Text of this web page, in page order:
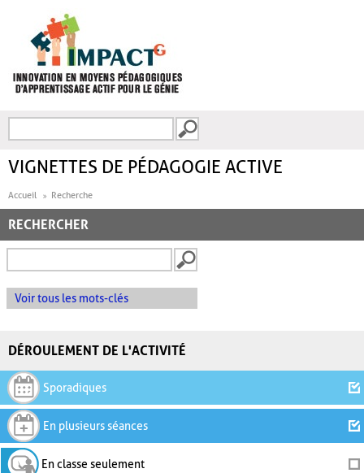
FORMULAIRE DE
VIGNETTES DE PÉDAGOGIE ACTIVE
Accueil Recherche
RECHERCHER
Voir tous les mots-clés
DÉROULEMENT DE L'ACTIVITÉ
Sporadiques
En plusieurs séances
En classe seulement